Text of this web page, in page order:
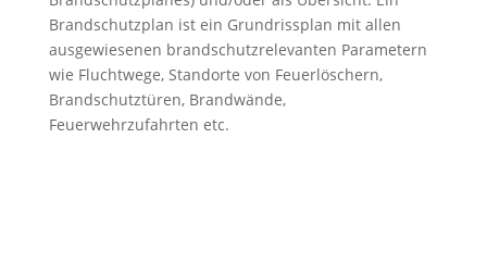
Brandschutzplan ist ein Grundrissplan mit allen
ausgewiesenen brandschutzrelevanten Parametern
wie Fluchtwege, Standorte von Feuerlöschern,
Brandschutztüren, Brandwände,
Feuerwehrzufahrten etc.